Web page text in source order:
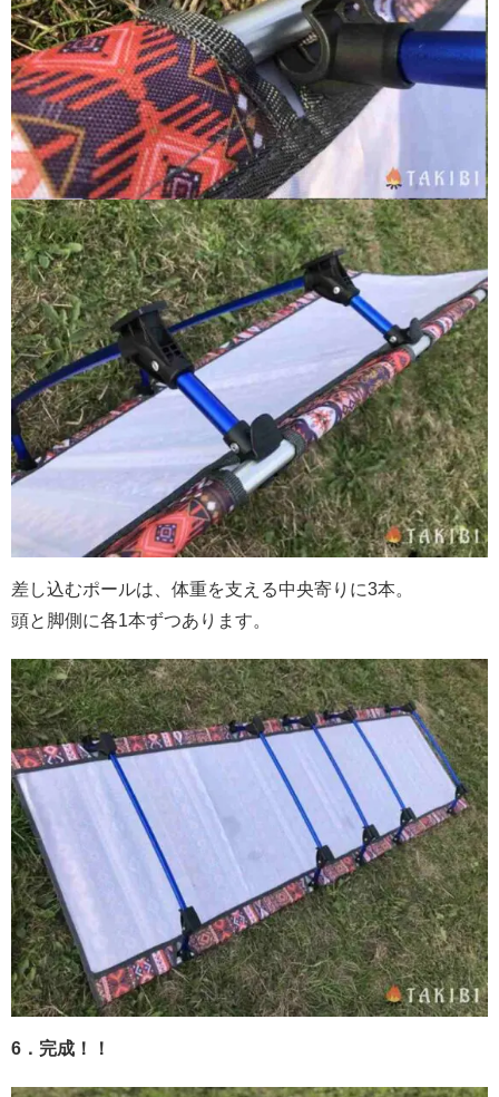
差し込むポールは、体重を支える中央寄りに3本。
頭と脚側に各1本ずつあります。
6．完成！！